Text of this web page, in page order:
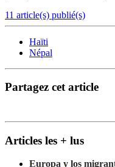
11 article(s) publié(s)
Haïti
Népal
Partagez cet article
Articles les + lus
Europa y los